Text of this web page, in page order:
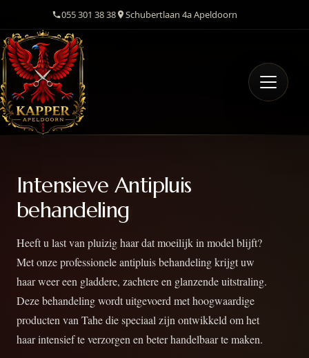
055 301 38 38 Schubertlaan 4a Apeldoorn
Intensieve Antipluis
behandeling
Heeft u last van pluizig haar dat moeilijk in model blijft?
Met onze professionele antipluis behandeling krijgt uw
haar weer een gladdere, zachtere en glanzende uitstraling.
Deze behandeling wordt uitgevoerd met hoogwaardige
producten van Tahe die speciaal zijn ontwikkeld om het
haar intensief te verzorgen en beter handelbaar te maken.